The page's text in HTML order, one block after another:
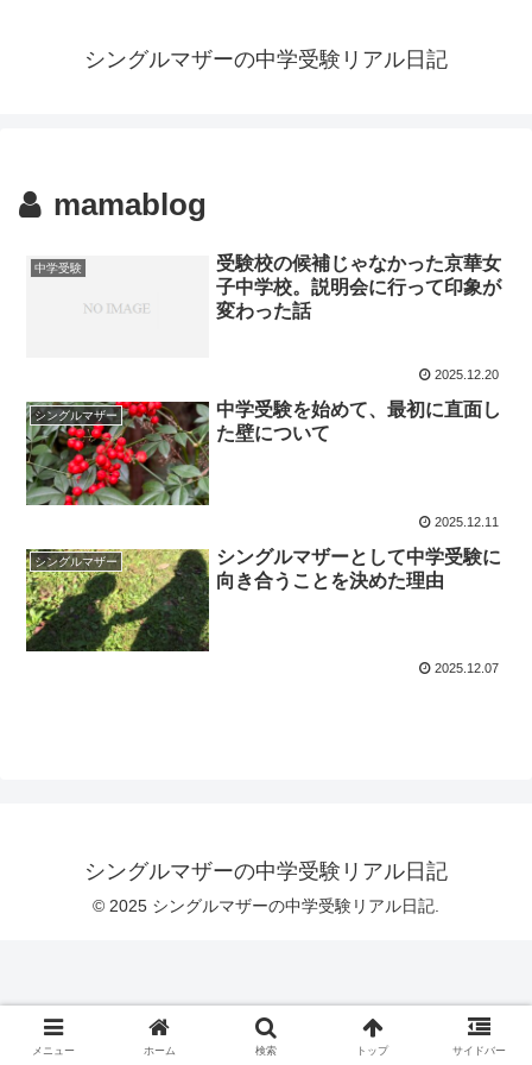
シングルマザーの中学受験リアル日記
mamablog
中学受験
受験校の候補じゃなかった京華女
子中学校。説明会に行って印象が
変わった話
2025.12.20
シングルマザー
中学受験を始めて、最初に直面し
た壁について
2025.12.11
シングルマザー
シングルマザーとして中学受験に
向き合うことを決めた理由
2025.12.07
シングルマザーの中学受験リアル日記
© 2025 シングルマザーの中学受験リアル日記.
メニュー ホーム 検索 トップ サイドバー